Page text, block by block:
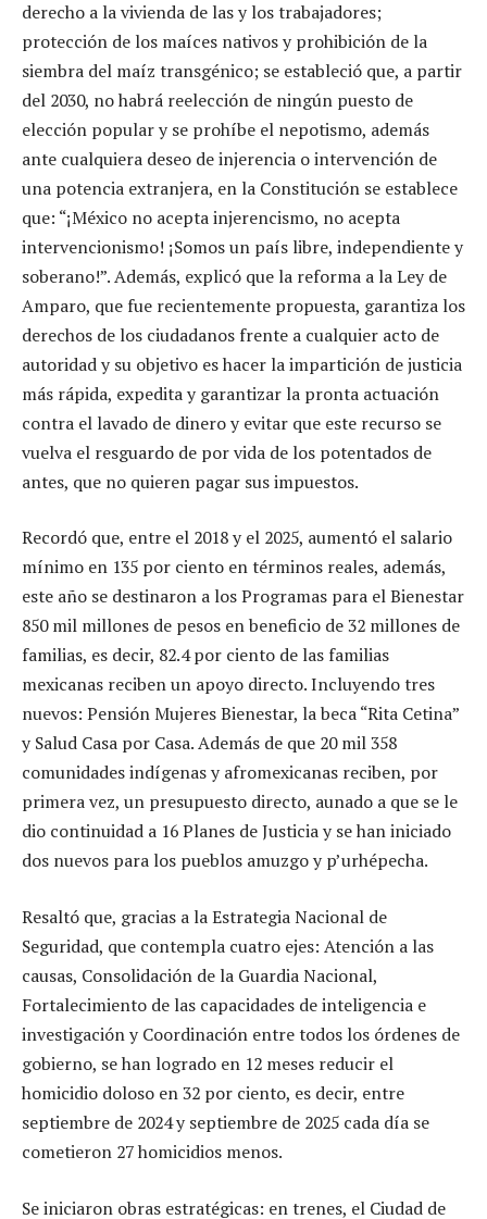
derecho a la vivienda de las y los trabajadores;
protección de los maíces nativos y prohibición de la
siembra del maíz transgénico; se estableció que, a partir
del 2030, no habrá reelección de ningún puesto de
elección popular y se prohíbe el nepotismo, además
ante cualquiera deseo de injerencia o intervención de
una potencia extranjera, en la Constitución se establece
que: “¡México no acepta injerencismo, no acepta
intervencionismo! ¡Somos un país libre, independiente y
soberano!”. Además, explicó que la reforma a la Ley de
Amparo, que fue recientemente propuesta, garantiza los
derechos de los ciudadanos frente a cualquier acto de
autoridad y su objetivo es hacer la impartición de justicia
más rápida, expedita y garantizar la pronta actuación
contra el lavado de dinero y evitar que este recurso se
vuelva el resguardo de por vida de los potentados de
antes, que no quieren pagar sus impuestos.
Recordó que, entre el 2018 y el 2025, aumentó el salario
mínimo en 135 por ciento en términos reales, además,
este año se destinaron a los Programas para el Bienestar
850 mil millones de pesos en beneficio de 32 millones de
familias, es decir, 82.4 por ciento de las familias
mexicanas reciben un apoyo directo. Incluyendo tres
nuevos: Pensión Mujeres Bienestar, la beca “Rita Cetina”
y Salud Casa por Casa. Además de que 20 mil 358
comunidades indígenas y afromexicanas reciben, por
primera vez, un presupuesto directo, aunado a que se le
dio continuidad a 16 Planes de Justicia y se han iniciado
dos nuevos para los pueblos amuzgo y p’urhépecha.
Resaltó que, gracias a la Estrategia Nacional de
Seguridad, que contempla cuatro ejes: Atención a las
causas, Consolidación de la Guardia Nacional,
Fortalecimiento de las capacidades de inteligencia e
investigación y Coordinación entre todos los órdenes de
gobierno, se han logrado en 12 meses reducir el
homicidio doloso en 32 por ciento, es decir, entre
septiembre de 2024 y septiembre de 2025 cada día se
cometieron 27 homicidios menos.
Se iniciaron obras estratégicas: en trenes, el Ciudad de